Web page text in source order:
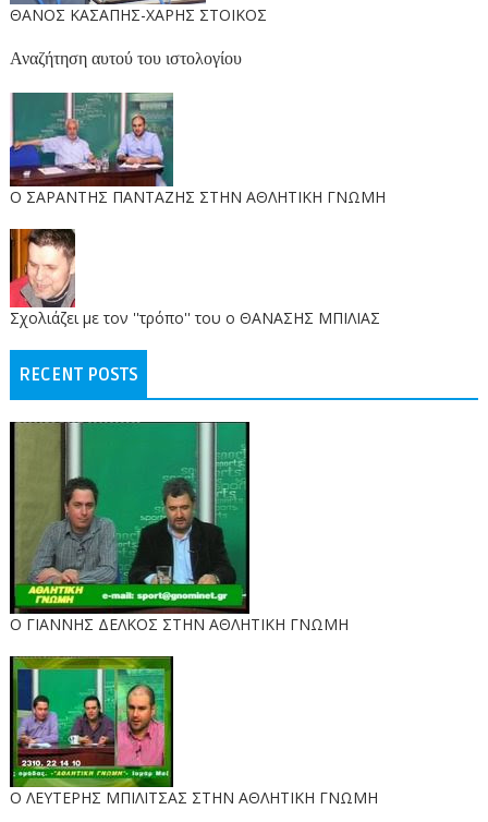
ΘΑΝΟΣ ΚΑΣΑΠΗΣ-ΧΑΡΗΣ ΣΤΟΙΚΟΣ
Αναζήτηση αυτού του ιστολογίου
O ΣΑΡΑΝΤΗΣ ΠΑΝΤΑΖΗΣ ΣΤΗΝ ΑΘΛΗΤΙΚΗ ΓΝΩΜΗ
Σχολιάζει με τον ''τρόπο'' του ο ΘΑΝΑΣΗΣ ΜΠΙΛΙΑΣ
RECENT POSTS
Ο ΓΙΑΝΝΗΣ ΔΕΛΚΟΣ ΣΤΗΝ ΑΘΛΗΤΙΚΗ ΓΝΩΜΗ
O ΛΕΥΤΕΡΗΣ ΜΠΙΛΙΤΣΑΣ ΣΤΗΝ ΑΘΛΗΤΙΚΗ ΓΝΩΜΗ